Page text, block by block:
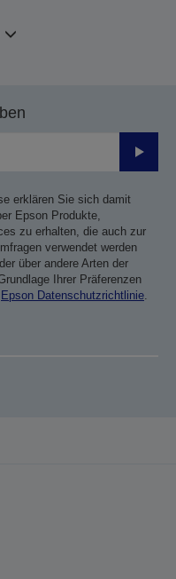
erklären Sie sich damit
Epson Produkte,
zu erhalten, die auch zur
verwendet werden
über andere Arten der
Ihrer Präferenzen
Epson Datenschutzrichtlinie